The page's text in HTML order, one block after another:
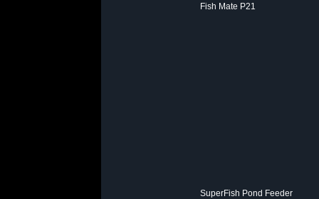
Fish Mate P21
SuperFish Pond Feeder